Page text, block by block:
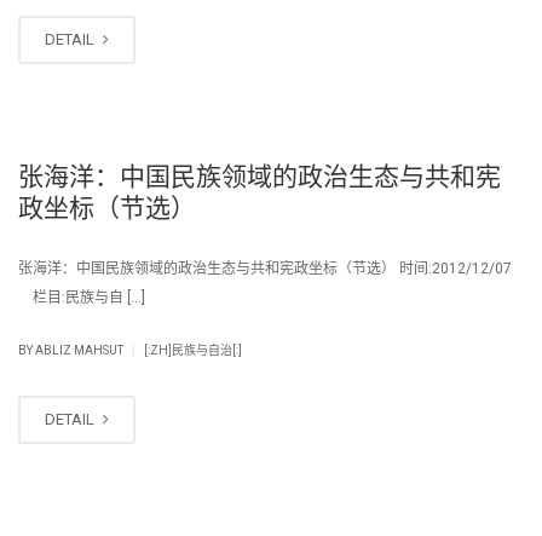
DETAIL
张海洋：中国民族领域的政治生态与共和宪
政坐标（节选）
张海洋：中国民族领域的政治生态与共和宪政坐标（节选） 时间:2012/12/07
栏目:民族与自 […]
BYABLIZ MAHSUT [:ZH]民族与自治[:]
DETAIL